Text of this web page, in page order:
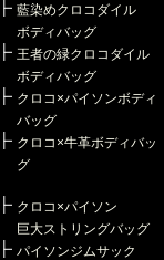
藍染めクロコダイル
ボディバッグ
王者の緑クロコダイル
ボディバッグ
クロコ×パイソンボディ
バッグ
クロコ×牛革ボディバッ
グ
クロコ×パイソン
巨大ストリングバッグ
パイソンジムサック